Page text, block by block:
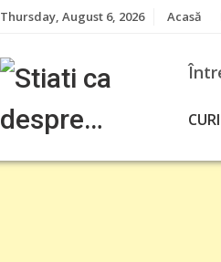
Thursday, August 6, 2026 Acasă